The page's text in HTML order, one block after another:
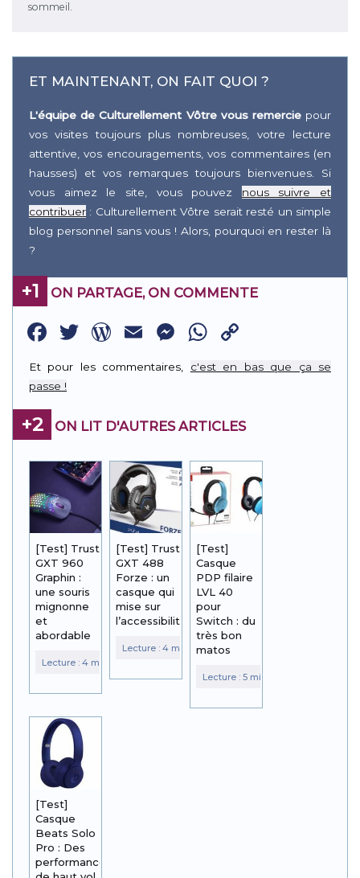
sommeil.
ET MAINTENANT, ON FAIT QUOI ?
L'équipe de Culturellement Vôtre vous remerciepour
vos visites toujours plus nombreuses, votre lecture
attentive, vos encouragements, vos commentaires (en
hausses) et vos remarques toujours bienvenues. Si
vous aimez le site, vous pouvez nous suivre et
contribuer : Culturellement Vôtre serait resté un simple
blog personnel sans vous ! Alors, pourquoi en rester là
?
+1 ON PARTAGE, ON COMMENTE
Facebook
Twitter
WordPress
EmailMessenger
WhatsApp
Link
Et pour les commentaires, c'est en bas que ça se
passe !
+2 ON LIT D'AUTRES ARTICLES
[Test] Trust
GXT 960
Graphin :
une souris
mignonne
et
abordable
[Test] Trust
GXT 488
Forze : un
casque qui
mise sur
l’accessibilité
[Test]
Casque
PDP filaire
LVL 40
pour
Switch : du
très bon
matos
[Test]
Casque
Beats Solo
Pro : Des
performances